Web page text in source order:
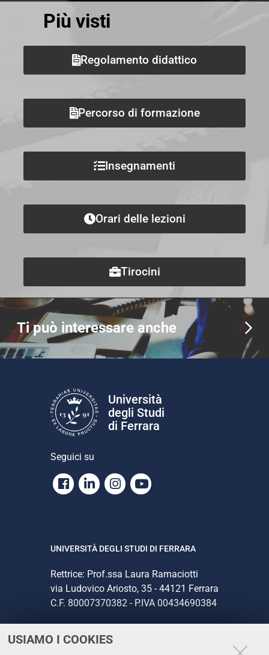
USIAMO I COOKIES
Più visti
Regolamento didattico
Percorso di formazione
Insegnamenti
Orari delle lezioni
Tirocini
Ti può interessare anche
Università
degli Studi
di Ferrara
Seguici su
Facebook
LinkedinInstagram
Youtube
UNIVERSITÀ DEGLI STUDI DI FERRARA
Rettrice: Prof.ssa Laura Ramaciotti
via Ludovico Ariosto, 35 - 44121 Ferrara
C.F. 80007370382 - P.IVA 00434690384
CONTATTI